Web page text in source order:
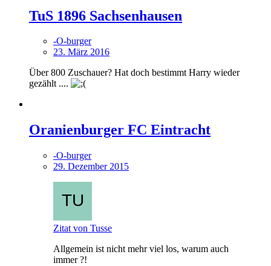
TuS 1896 Sachsenhausen
-O-burger
23. März 2016
Über 800 Zuschauer? Hat doch bestimmt Harry wieder
gezählt ....
Oranienburger FC Eintracht
-O-burger
29. Dezember 2015
Zitat von Tusse
Allgemein ist nicht mehr viel los, warum auch
immer ?!